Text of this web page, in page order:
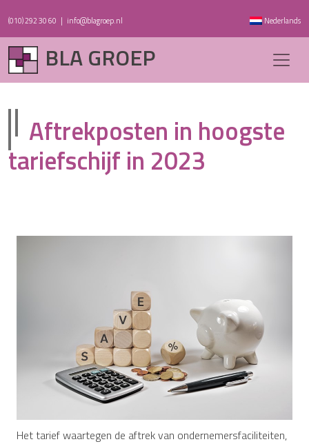
(010) 292 30 60 | info@blagroep.nl Nederlands
BLA GROEP
Aftrekposten in hoogste
tariefschijf in 2023
Het tarief waartegen de aftrek van ondernemersfaciliteiten,